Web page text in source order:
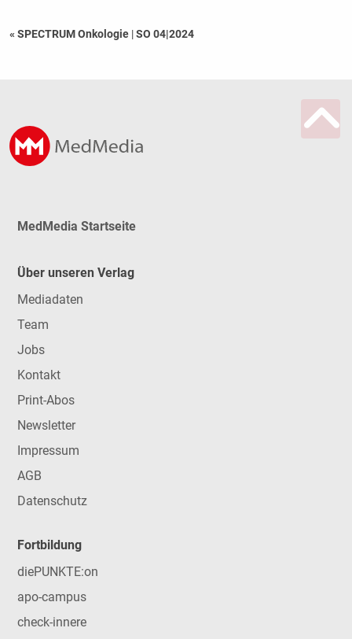
« SPECTRUM Onkologie |SO 04|2024
MedMedia Startseite
Über unseren Verlag
Mediadaten
Team
Jobs
Kontakt
Print-Abos
Newsletter
Impressum
AGB
Datenschutz
Fortbildung
diePUNKTE:on
apo-campus
check-innere